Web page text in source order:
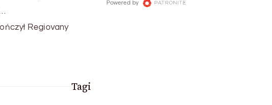
Regiovany
Tagi